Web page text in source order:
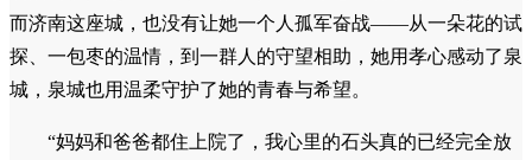
而济南这座城，也没有让她一个人孤军奋战——从一朵花的试
探、一包枣的温情，到一群人的守望相助，她用孝心感动了泉
城，泉城也用温柔守护了她的青春与希望。
“妈妈和爸爸都住上院了，我心里的石头真的已经完全放